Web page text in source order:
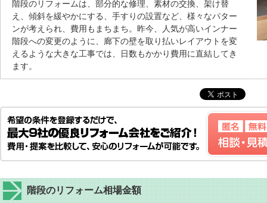
階段のリフォームは、部分的な修理、素材の交換、架け替
え、傾斜を緩やかにする、手すりの設置など、様々なパター
ンが考えられ、費用もまちまち。昨今、人気が高いインナー
階段への変更のように、廊下の壁を取り払いレイアウトを変
えるような大きな工事では、日数もかかり費用に直結してき
ます。
階段のリフォーム相場金額